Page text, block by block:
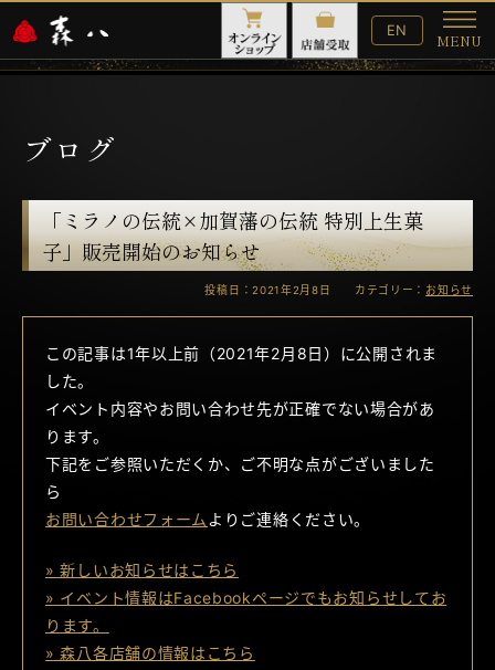
English
Website
EN
MENU
メ
ニ
ブログ
「ミラノの伝統×加賀藩の伝統 特別上生菓
子」販売開始のお知らせ
投稿日：2021年2月8日 カテゴリー： お知らせ
この記事は1年以上前（2021年2月8日）に公開されま
した。
イベント内容やお問い合わせ先が正確でない場合があ
ります。
下記をご参照いただくか、ご不明な点がございました
ら
お問い合わせフォームよりご連絡ください。
» 新しいお知らせはこちら
» イベント情報はFacebookページでもお知らせしてお
ります。
» 森八各店舗の情報はこちら